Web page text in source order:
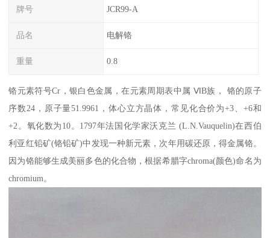
牌号 JCR99-A
品名 电解铬
重量 0.8
铬元素符号Cr，银白色金属，在元素周期表中属 ⅥB族， 铬的原子
序数24，原子量51.9961，体心立方晶体，常见化合价为+3、+6和
+2。氧化数为10。1797年法国化学家沃克兰 (L.N.Vauquelin)在西伯
利亚红铅矿(铬铅矿)中发现一种新元素，次年用碳还原，得金属铬。
因为铬能够生成美丽多色的化合物，根据希腊字chroma(颜色)命名为
chromium。